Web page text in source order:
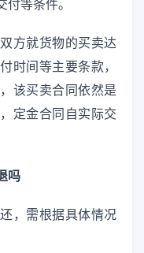
等条件。
方就货物的买卖达
时间等主要条款，
该买卖合同依然是
定金合同自实际交
吗
，需根据具体情况